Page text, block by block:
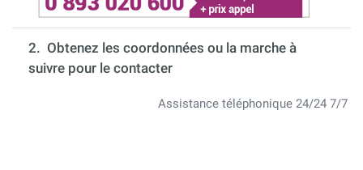
2. Obtenez les coordonnées ou la marche à
suivre pour le contacter
Assistance téléphonique 24/24 7/7